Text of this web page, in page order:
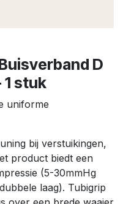
D
1 stuk
uniforme
bij verstuikingen,
product biedt een
(5-30mmHg
laag). Tubigrip